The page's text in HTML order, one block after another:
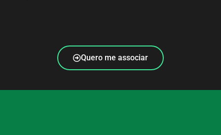
Quero me associar